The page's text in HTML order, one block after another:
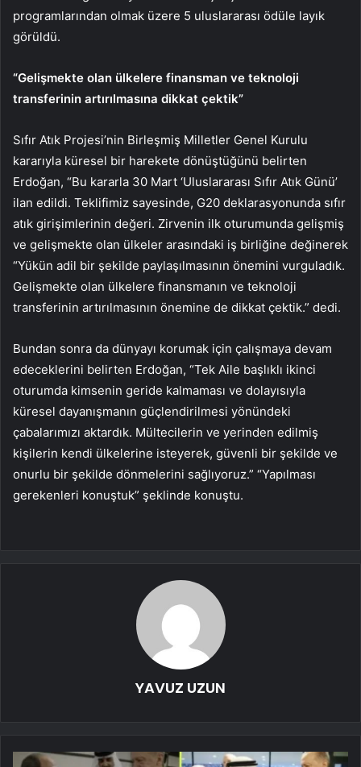
programlarından olmak üzere 5 uluslararası ödüle layık
görüldü.
“Gelişmekte olan ülkelere finansman ve teknoloji
transferinin artırılmasına dikkat çektik”
Sıfır Atık Projesi’nin Birleşmiş Milletler Genel Kurulu
kararıyla küresel bir harekete dönüştüğünü belirten
Erdoğan, “Bu kararla 30 Mart ‘Uluslararası Sıfır Atık Günü’
ilan edildi. Teklifimiz sayesinde, G20 deklarasyonunda sıfır
atık girişimlerinin değeri. Zirvenin ilk oturumunda gelişmiş
ve gelişmekte olan ülkeler arasındaki iş birliğine değinerek
“Yükün adil bir şekilde paylaşılmasının önemini vurguladık.
Gelişmekte olan ülkelere finansmanın ve teknoloji
transferinin artırılmasının önemine de dikkat çektik.” dedi.
Bundan sonra da dünyayı korumak için çalışmaya devam
edeceklerini belirten Erdoğan, “Tek Aile başlıklı ikinci
oturumda kimsenin geride kalmaması ve dolayısıyla
küresel dayanışmanın güçlendirilmesi yönündeki
çabalarımızı aktardık. Mültecilerin ve yerinden edilmiş
kişilerin kendi ülkelerine isteyerek, güvenli bir şekilde ve
onurlu bir şekilde dönmelerini sağlıyoruz.” “Yapılması
gerekenleri konuştuk” şeklinde konuştu.
YAVUZ UZUN